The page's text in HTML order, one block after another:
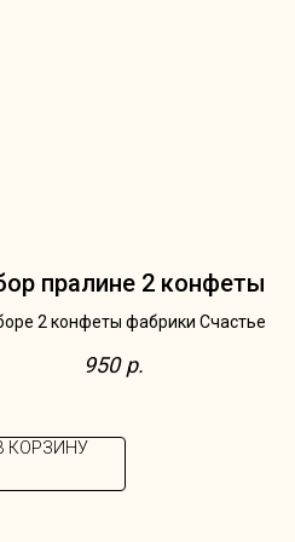
пралине 2 конфеты
2 конфеты фабрики Счастье
950 р.
КОРЗИНУ